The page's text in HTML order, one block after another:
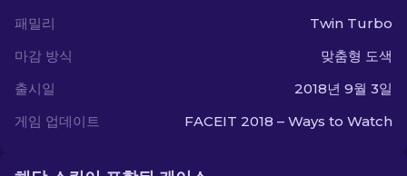
패밀리
Twin Turbo
마감 방식
맞춤형 도색
출시일
2018년 9월 3일
게임 업데이트
FACEIT 2018 – Ways to Watch